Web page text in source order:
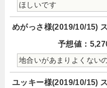
ほしいです
めがっさ様(2019/10/15)
予想値：
地合いがあまりよくないの
ユッキー様(2019/10/15)